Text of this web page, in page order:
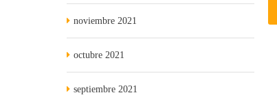
noviembre 2021
octubre 2021
septiembre 2021